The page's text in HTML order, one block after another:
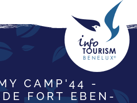
CAMP'44 -
FORT EBEN-